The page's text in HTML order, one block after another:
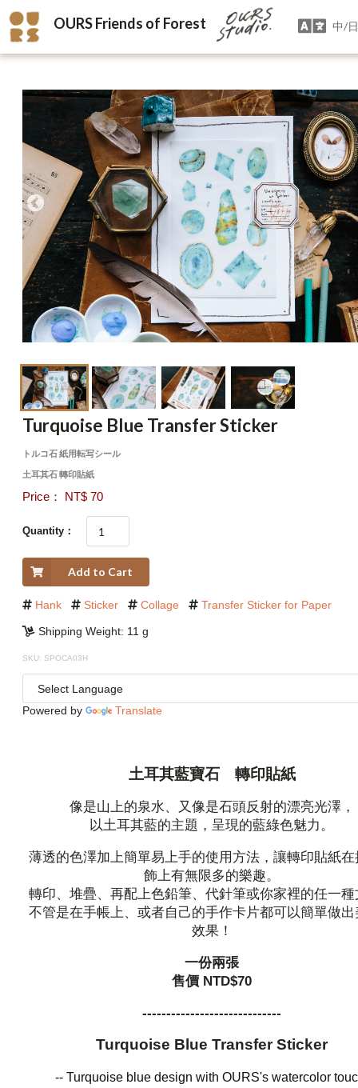
OURS Friends of Forest 中/
Turquoise Blue Transfer Sticker
トルコ石 紙用転写シール
土耳其石 轉印貼紙
Price： NT$ 70
Quantity：
Add to Cart
Hank Sticker Collage Transfer Sticker for Paper
Shipping Weight: 11 g
SKU: SPOCA03H
Powered by Translate
土耳其藍寶石 轉印貼紙
像是山上的泉水、又像是石頭反射的漂亮光澤，
以土耳其藍的主題，呈現的藍綠色魅力。
薄透的色澤加上簡單易上手的使用方法，讓轉印貼紙在
飾上有無限多的樂趣。
轉印、堆疊、再配上色鉛筆、代針筆或你家裡的任一種
不管是在手帳上、或者自己的手作卡片都可以簡單做出
效果！
一份兩張
售價 NTD$70
-----------------------------
Turquoise Blue Transfer Sticker
-- Turquoise blue design with OURS's watercolor